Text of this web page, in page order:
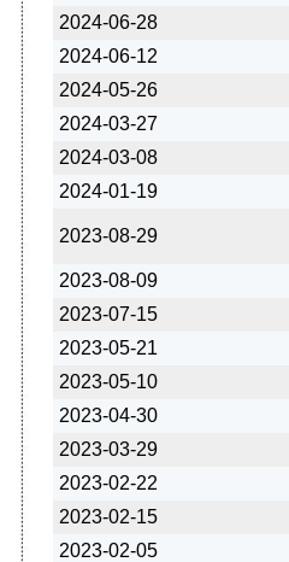
2024-06-28
2024-06-12
2024-05-26
2024-03-27
2024-03-08
2024-01-19
2023-08-29
2023-08-09
2023-07-15
2023-05-21
2023-05-10
2023-04-30
2023-03-29
2023-02-22
2023-02-15
2023-02-05